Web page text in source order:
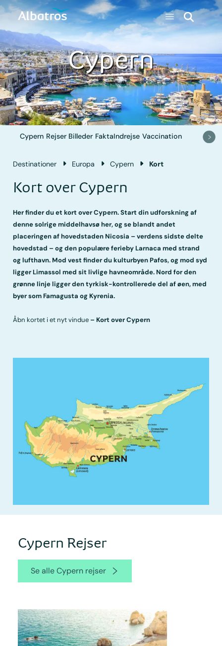
Cypern
Cypern Rejser Billeder FaktaIndrejse Vaccination
Destinationer Europa Cypern Kort
Kort over Cypern
Her finder du et kort over Cypern. Start din udforskning af
denne solrige middelhavsø her, og se blandt andet
placeringen af hovedstaden Nicosia – verdens sidste delte
hovedstad – og den populære ferieby Larnaca med strand
og lufthavn. Mod vest finder du kulturbyen Pafos, og mod syd
ligger Limassol med sit livlige havneområde. Nord for den
grønne linje ligger den tyrkisk-kontrollerede del af øen, med
byer som Famagusta og Kyrenia.
Åbn kortet i et nyt vindue – Kort over Cypern
Cypern Rejser
Se alle Cypern rejser